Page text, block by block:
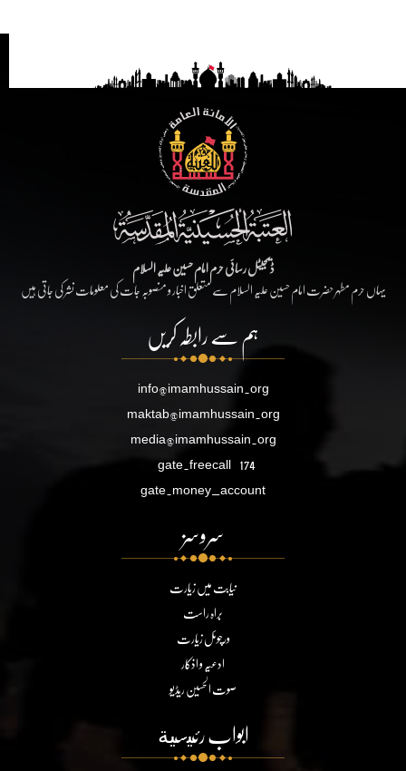
ڈیجیٹل رسائی حرم امام حسین علیہ السلام
یہاں حرم مطہر حضرت امام حسین علیہ السلام سے متعلق اخبار و منصوبہ جات کی معلومات نشر کی جاتی ہیں
ہم سے رابطہ کریں
info@imamhussain.org
maktab@imamhussain.org
media@imamhussain.org
gate.freecall 174
gate.money_account
سروسز
نیابت میں زیارت
براہ راست
ورچوئل زیارت
ادعیہ و اذکار
صوت الحسین ریڈیو
ابواب رئيسية